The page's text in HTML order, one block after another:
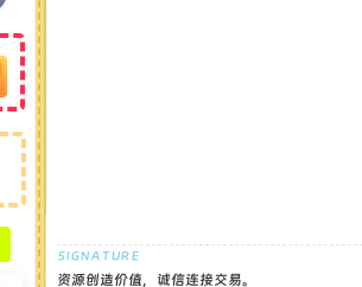
资源创造价值，诚信连接交易。